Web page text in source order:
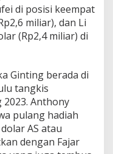
di posisi keempat
miliar), dan Li
(Rp2,4 miliar) di
Ginting berada di
tangkis
Anthony
pulang hadiah
AS atau
dengan Fajar